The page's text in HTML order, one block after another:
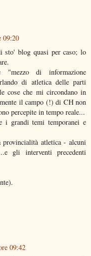
09:20
sto' blog quasi per caso; lo
di informazione
di atletica delle parti
cose che mi circondano in
il campo (!) di CH non
percepite in tempo reale...
i grandi temi temporanei e
provincialità atletica - alcuni
gli interventi precedenti
09:42